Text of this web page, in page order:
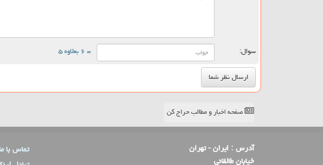
سوال: = ۶ بعلاوه ۵
صفحه اخبار و مطالب حراج کن
آدرس : ایران - تهران
خیابان طالقانی
تماس با ما